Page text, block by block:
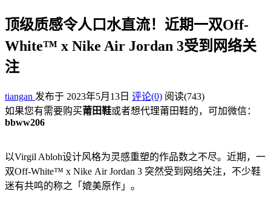
顶级质感令人口水直流！近期一双Off-
White™ x Nike Air Jordan 3受到网络关
注
tiangan 发布于 2023年5月13日 评论(0) 阅读(743)
如果您有需要购买莆田鞋或者想代理莆田鞋的，可加微信：
bbww206
以Virgil Abloh设计风格为灵感重塑的作品数之不尽。近期，一
双Off-White™ x Nike Air Jordan 3 突然受到网络关注，不少鞋
迷有共鸣的称之「媲美原作」。